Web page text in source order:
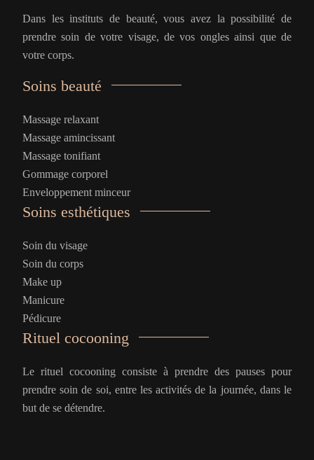
Dans les instituts de beauté, vous avez la possibilité de
prendre soin de votre visage, de vos ongles ainsi que de
votre corps.
Soins beauté
Massage relaxant
Massage amincissant
Massage tonifiant
Gommage corporel
Enveloppement minceur
Soins esthétiques
Soin du visage
Soin du corps
Make up
Manicure
Pédicure
Rituel cocooning
Le rituel cocooning consiste à prendre des pauses pour
prendre soin de soi, entre les activités de la journée, dans le
but de se détendre.